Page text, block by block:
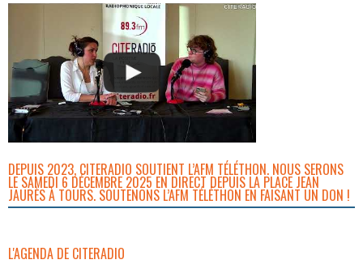
DEPUIS 2023, CITERADIO SOUTIENT L’AFM TÉLÉTHON. NOUS SERONS
LE SAMEDI 6 DÉCEMBRE 2025 EN DIRECT DEPUIS LA PLACE JEAN
JAURÈS À TOURS. SOUTENONS L’AFM TÉLÉTHON EN FAISANT UN DON !
L'AGENDA DE CITERADIO